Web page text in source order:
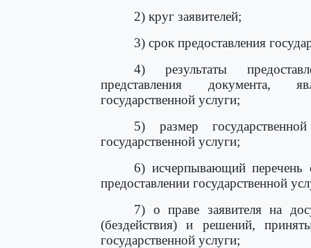
2) круг заявителей;
3) срок предоставления
4) результаты
представления документа,
государственной услуги;
5) размер
государственной услуги;
6) исчерпывающий перечень
предоставлении государственной
7) о праве заявителя на
(бездействия) и решений,
государственной услуги;